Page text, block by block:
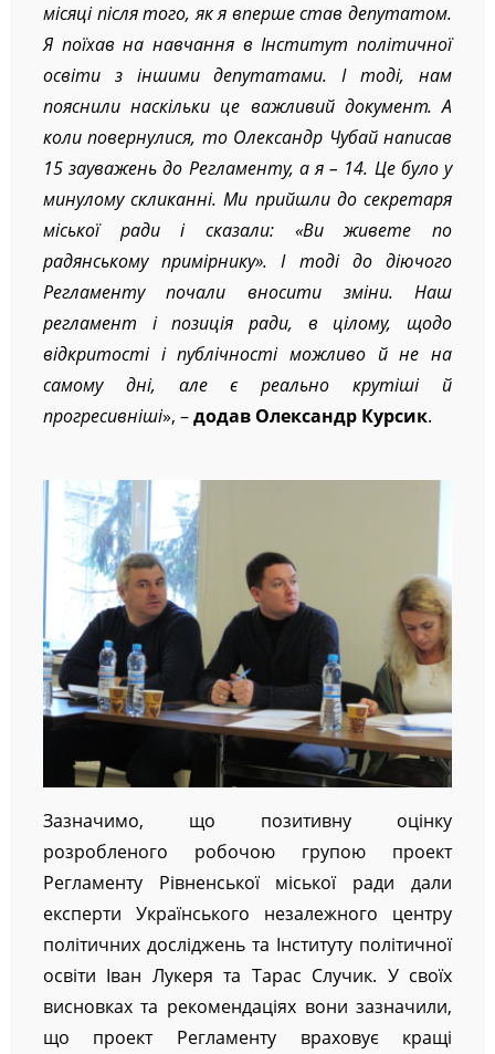
місяці після того, як я вперше став депутатом.
Я поїхав на навчання в Інститут політичної
освіти з іншими депутатами. І тоді, нам
пояснили наскільки це важливий документ. А
коли повернулися, то Олександр Чубай написав
15 зауважень до Регламенту, а я – 14. Це було у
минулому скликанні. Ми прийшли до секретаря
міської ради і сказали: «Ви живете по
радянському примірнику». І тоді до діючого
Регламенту почали вносити зміни. Наш
регламент і позиція ради, в цілому, щодо
відкритості і публічності можливо й не на
самому дні, але є реально крутіші й
прогресивніші», –додав Олександр Курсик.
Зазначимо, що позитивну оцінку
розробленого робочою групою проект
Регламенту Рівненської міської ради дали
експерти Українського незалежного центру
політичних досліджень та Інституту політичної
освіти Іван Лукеря та Тарас Случик. У своїх
висновках та рекомендаціях вони зазначили,
що проект Регламенту враховує кращі